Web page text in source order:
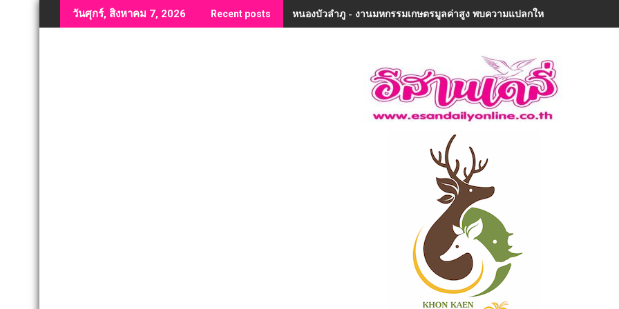
to
วันศุกร์, สิงหาคม 7, 2026 Recent posts หนองบัวลำภู - งานมหกรรมเกษตรมูลค่าสูง พบความแปลกใหม่ในรอบ 32 ปีเ